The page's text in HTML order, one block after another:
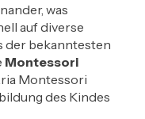
was
auf diverse
der bekanntesten
Montessori
Montessori
des Kindes